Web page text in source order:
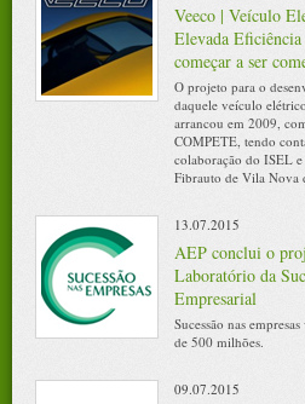
Veeco | Veículo
Elevada
começar a ser
O projeto para o
daquele veículo
arrancou em 2009,
COMPETE, tendo
colaboração do ISEL
Fibrauto de Vila Nova
13.07.2015
AEP conclui o
Laboratório da
Empresarial
Sucessão nas
de 500 milhões.
09.07.2015